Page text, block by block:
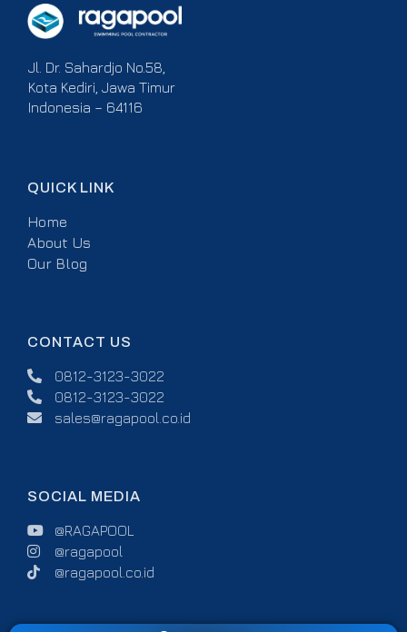
Jl. Dr. Sahardjo No.58,
Kota Kediri, Jawa Timur
Indonesia – 64116
QUICK LINK
Home
About Us
Our Blog
CONTACT US
0812-3123-3022
0812-3123-3022
sales@ragapool.co.id
SOCIAL MEDIA
@RAGAPOOL
@ragapool
@ragapool.co.id